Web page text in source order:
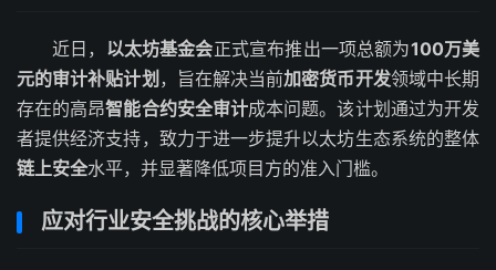
近日， 以太坊基金会正式宣布推出一项总额为100万美
元的审计补贴计划 ，旨在解决当前加密货币开发领域中长期
存在的高昂智能合约安全审计成本问题。该计划通过为开发
者提供经济支持，致力于进一步提升以太坊生态系统的整体
链上安全水平，并显著降低项目方的准入门槛。
应对行业安全挑战的核心举措